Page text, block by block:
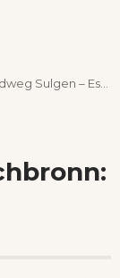
Sulgen – Eschbronn: Es kann losgehen